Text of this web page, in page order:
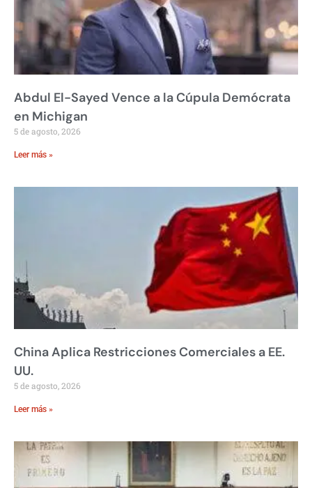
Abdul El-Sayed Vence a la Cúpula Demócrata
en Michigan
5 de agosto, 2026
Leer más »
China Aplica Restricciones Comerciales a EE.
UU.
5 de agosto, 2026
Leer más »